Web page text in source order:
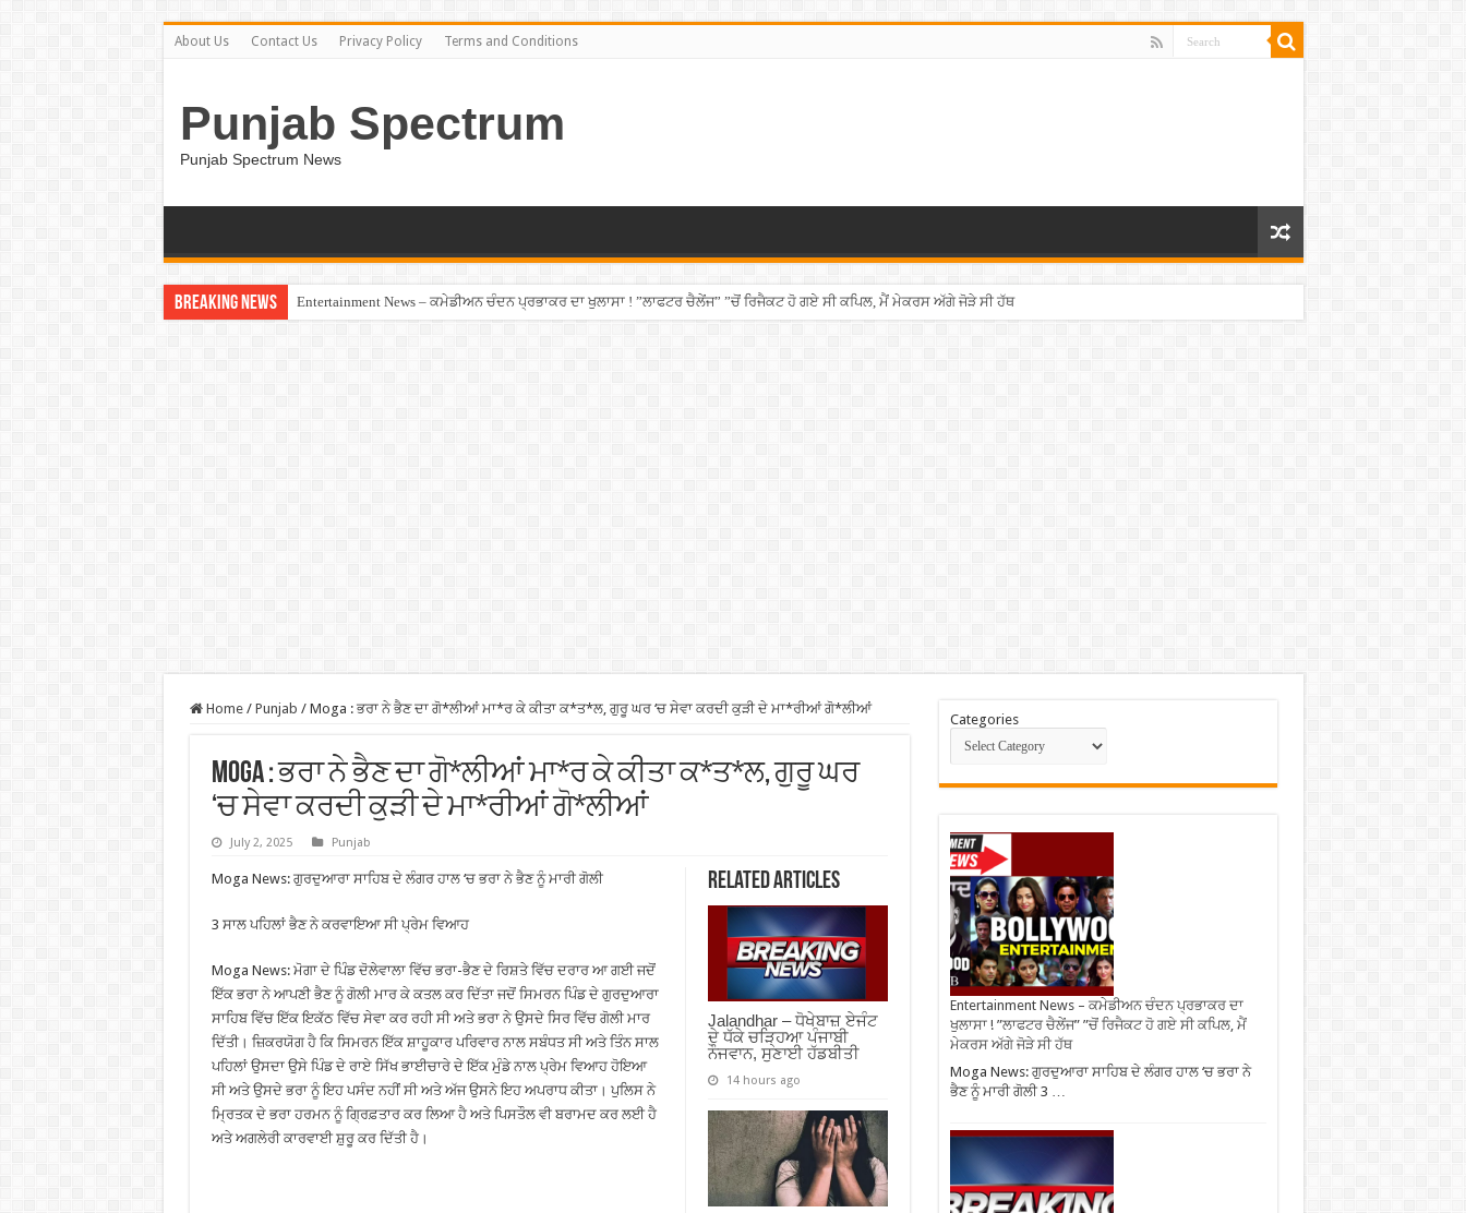
About Us Contact Us Privacy Policy Terms and Conditions
Punjab Spectrum
Punjab Spectrum News
Breaking News Entertainment News – ਕਮੇਡੀਅਨ ਚੰਦਨ ਪ੍ਰਭਾਕਰ ਦਾ ਖੁਲਾਸਾ ! ”ਲਾਫਟਰ ਚੈਲੇਂਜ” ”ਚੋਂ ਰਿਜੈਕਟ ਹੋ ਗਏ ਸੀ ਕਪਿਲ, ਮੈਂ ਮੇਕਰਸ ਅੱਗੇ ਜੋੜੇ ਸੀ ਹੱਥ
Home / Punjab / Moga : ਭਰਾ ਨੇ ਭੈਣ ਦਾ ਗੋ*ਲੀਆਂ ਮਾ*ਰ ਕੇ ਕੀਤਾ ਕ*ਤ*ਲ, ਗੁਰੂ ਘਰ ‘ਚ ਸੇਵਾ ਕਰਦੀ ਕੁੜੀ ਦੇ ਮਾ*ਰੀਆਂ ਗੋ*ਲੀਆਂ
Moga : ਭਰਾ ਨੇ ਭੈਣ ਦਾ ਗੋ*ਲੀਆਂ ਮਾ*ਰ ਕੇ ਕੀਤਾ ਕ*ਤ*ਲ, ਗੁਰੂ ਘਰ
‘ਚ ਸੇਵਾ ਕਰਦੀ ਕੁੜੀ ਦੇ ਮਾ*ਰੀਆਂ ਗੋ*ਲੀਆਂ
July 2, 2025 Punjab
Related Articles
Jalandhar – ਧੋਖੇਬਾਜ਼ ਏਜੰਟ
ਦੇ ਧੱਕੇ ਚੜ੍ਹਿਆ ਪੰਜਾਬੀ
ਨੌਜਵਾਨ, ਸੁਣਾਈ ਹੱਡਬੀਤੀ
14 hours ago
Moga News: ਗੁਰਦੁਆਰਾ ਸਾਹਿਬ ਦੇ ਲੰਗਰ ਹਾਲ ‘ਚ ਭਰਾ ਨੇ ਭੈਣ ਨੂੰ ਮਾਰੀ ਗੋਲੀ
3 ਸਾਲ ਪਹਿਲਾਂ ਭੈਣ ਨੇ ਕਰਵਾਇਆ ਸੀ ਪ੍ਰੇਮ ਵਿਆਹ
Moga News: ਮੋਗਾ ਦੇ ਪਿੰਡ ਦੋਲੇਵਾਲਾ ਵਿੱਚ ਭਰਾ-ਭੈਣ ਦੇ ਰਿਸ਼ਤੇ ਵਿੱਚ ਦਰਾਰ ਆ ਗਈ ਜਦੋਂ
ਇੱਕ ਭਰਾ ਨੇ ਆਪਣੀ ਭੈਣ ਨੂੰ ਗੋਲੀ ਮਾਰ ਕੇ ਕਤਲ ਕਰ ਦਿੱਤਾ ਜਦੋਂ ਸਿਮਰਨ ਪਿੰਡ ਦੇ ਗੁਰਦੁਆਰਾ
ਸਾਹਿਬ ਵਿੱਚ ਇੱਕ ਇਕੱਠ ਵਿੱਚ ਸੇਵਾ ਕਰ ਰਹੀ ਸੀ ਅਤੇ ਭਰਾ ਨੇ ਉਸਦੇ ਸਿਰ ਵਿੱਚ ਗੋਲੀ ਮਾਰ
ਦਿੱਤੀ। ਜ਼ਿਕਰਯੋਗ ਹੈ ਕਿ ਸਿਮਰਨ ਇੱਕ ਸ਼ਾਹੂਕਾਰ ਪਰਿਵਾਰ ਨਾਲ ਸਬੰਧਤ ਸੀ ਅਤੇ ਤਿੰਨ ਸਾਲ
ਪਹਿਲਾਂ ਉਸਦਾ ਉਸੇ ਪਿੰਡ ਦੇ ਰਾਏ ਸਿੱਖ ਭਾਈਚਾਰੇ ਦੇ ਇੱਕ ਮੁੰਡੇ ਨਾਲ ਪ੍ਰੇਮ ਵਿਆਹ ਹੋਇਆ
ਸੀ ਅਤੇ ਉਸਦੇ ਭਰਾ ਨੂੰ ਇਹ ਪਸੰਦ ਨਹੀਂ ਸੀ ਅਤੇ ਅੱਜ ਉਸਨੇ ਇਹ ਅਪਰਾਧ ਕੀਤਾ। ਪੁਲਿਸ ਨੇ
ਮ੍ਰਿਤਕ ਦੇ ਭਰਾ ਹਰਮਨ ਨੂੰ ਗ੍ਰਿਫ਼ਤਾਰ ਕਰ ਲਿਆ ਹੈ ਅਤੇ ਪਿਸਤੌਲ ਵੀ ਬਰਾਮਦ ਕਰ ਲਈ ਹੈ
ਅਤੇ ਅਗਲੇਰੀ ਕਾਰਵਾਈ ਸ਼ੁਰੂ ਕਰ ਦਿੱਤੀ ਹੈ।
Categories
Entertainment News – ਕਮੇਡੀਅਨ ਚੰਦਨ ਪ੍ਰਭਾਕਰ ਦਾ
ਖੁਲਾਸਾ ! ”ਲਾਫਟਰ ਚੈਲੇਂਜ” ”ਚੋਂ ਰਿਜੈਕਟ ਹੋ ਗਏ ਸੀ ਕਪਿਲ, ਮੈਂ
ਮੇਕਰਸ ਅੱਗੇ ਜੋੜੇ ਸੀ ਹੱਥ
Moga News: ਗੁਰਦੁਆਰਾ ਸਾਹਿਬ ਦੇ ਲੰਗਰ ਹਾਲ ‘ਚ ਭਰਾ ਨੇ
ਭੈਣ ਨੂੰ ਮਾਰੀ ਗੋਲੀ 3 …